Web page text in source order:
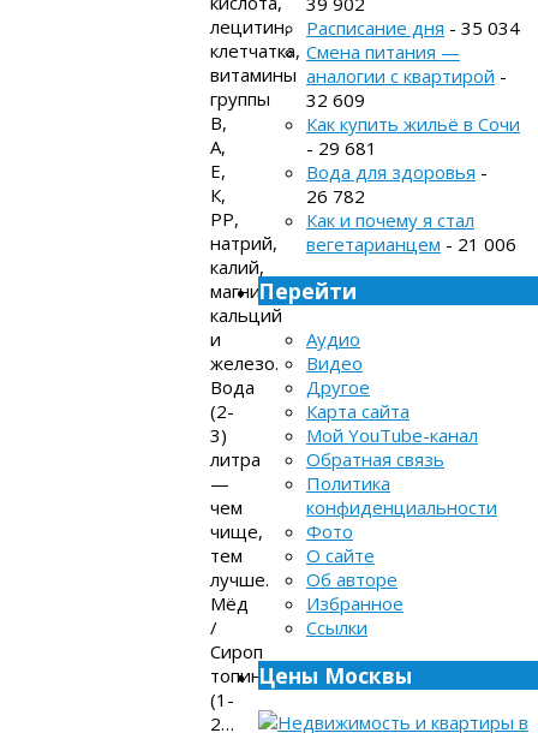
лецитин,
клетчатка,
витамины
группы
В,
А,
Е,
К,
РР,
натрий,
калий,
магний,
кальций
и
железо.
Вода
(2-
3)
литра
—
чем
чище,
тем
лучше.
Мёд
/
Сироп
топинамбура
(1-
2…
Расписание дня - 35 034
Смена питания —
аналогии с квартирой -
32 609
Как купить жильё в Сочи
- 29 681
Вода для здоровья -
26 782
Как и почему я стал
вегетарианцем - 21 006
Перейти
Аудио
Видео
Другое
Карта сайта
Мой YouTube-канал
Обратная связь
Политика
конфиденциальности
Фото
О сайте
Об авторе
Избранное
Ссылки
Цены Москвы